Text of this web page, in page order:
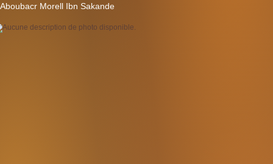
Aboubacr Morell Ibn Sakande